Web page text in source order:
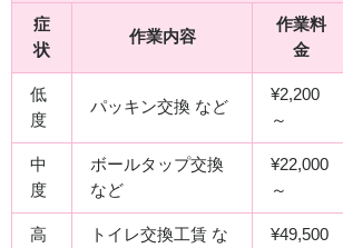
症
状
作業内容
作業料
金
低
度
パッキン交換 など
¥2,200
～
中
度
ボールタップ交換
など
¥22,000
～
高
トイレ交換工賃 な
¥49,500